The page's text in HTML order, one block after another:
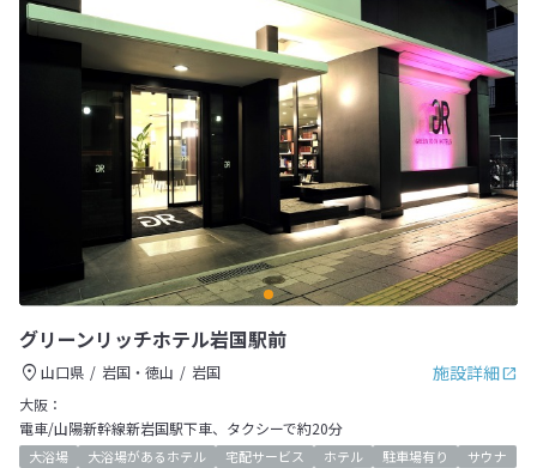
グリーンリッチホテル岩国駅前
施設詳細
山口県 岩国・徳山
岩国
大阪：
電車/山陽新幹線新岩国駅下車、タクシーで約20分
大浴場 大浴場があるホテル 宅配サービス ホテル 駐車場有り
サウナ